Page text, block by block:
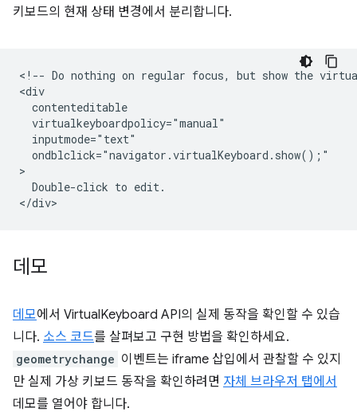
키보드의 현재 상태 변경에서 분리합니다.
<!-- Do nothing on regular focus, but show the
<div
  contenteditable
  virtualkeyboardpolicy="manual"
  inputmode="text"
  ondblclick="navigator.virtualKeyboard.show();"
>
  Double-click to edit.
데모
데모에서 VirtualKeyboard API의 실제 동작을 확인할 수 있습
니다. 소스 코드를 살펴보고 구현 방법을 확인하세요.
geometrychange 이벤트는 iframe 삽입에서 관찰할 수 있지
만 실제 가상 키보드 동작을 확인하려면 자체 브라우저 탭에서
데모를 열어야 합니다.